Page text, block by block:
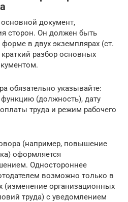
документ,
сторон. Он должен быть
в двух экземплярах (ст.
разбор основных
обязательно указывайте:
(должность), дату
труда и режим рабочего
(например, повышение
оформляется
Одностороннее
возможно только в
(изменение организационных
труда) с уведомлением